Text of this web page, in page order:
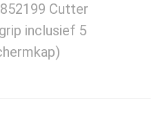
Cutter
inclusief 5